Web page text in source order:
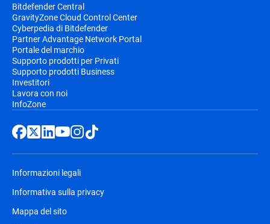
Bitdefender Central
GravityZone Cloud Control Center
Cyberpedia di Bitdefender
Partner Advantage Network Portal
Portale del marchio
Supporto prodotti per Privati
Supporto prodotti Business
Investitori
Lavora con noi
InfoZone
Informazioni legali
Informativa sulla privacy
Mappa del sito